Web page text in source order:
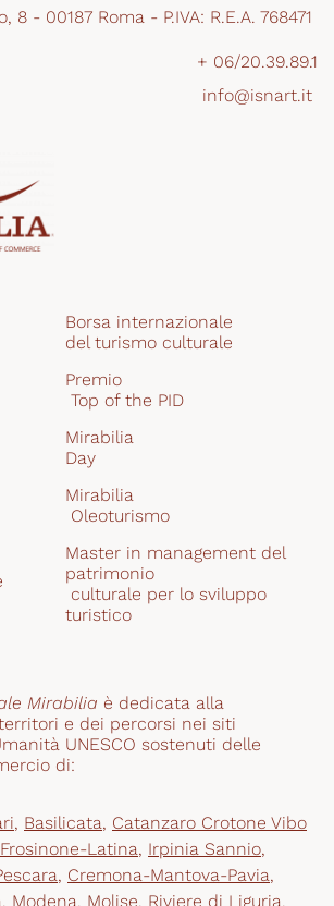
8 - 00187 Roma - P.IVA: R.E.A. 768471
+ 06/20.39.89.1
info@isnart.it
Borsa internazionale
del turismo culturale
Premio
Top of the PID
Mirabilia
Day
Mirabilia
Oleoturismo
Master in management del
patrimonio
turistico
Mirabilia è dedicata alla
e dei percorsi nei siti
UNESCO sostenuti delle
di:
, Basilicata, Catanzaro Crotone Vibo
Frosinone-Latina, Irpinia Sannio,
, Cremona-Mantova-Pavia,
, Modena, Molise, Riviere di Liguria,